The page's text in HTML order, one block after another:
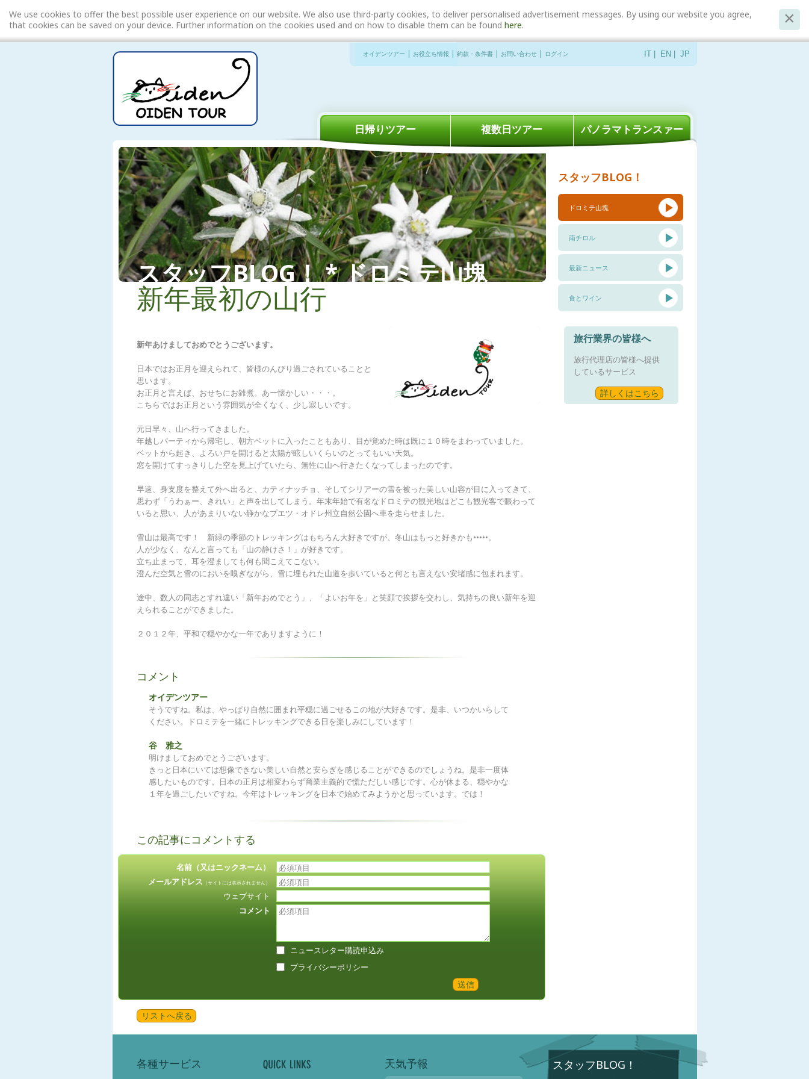
We use cookies to offer the best possible user experience on our website. We also use third-party cookies, to deliver personalised advertisement messages. By using our website you agree,
that cookies can be saved on your device. Further information on the cookies used and on how to disable them can be found here.
スタッフBLOG！ * ドロミテ山塊
新年最初の山行
新年あけましておめでとうございます。
日本ではお正月を迎えられて、皆様のんびり過ごされていることと
思います。
お正月と言えば、おせちにお雑煮。あー懐かしい・・・。
こちらではお正月という雰囲気が全くなく、少し寂しいです。
元日早々、山へ行ってきました。
年越しパーティから帰宅し、朝方ベットに入ったこともあり、目が覚めた時は既に１０時をまわっていました。
ベットから起き、よろい戸を開けると太陽が眩しいくらいのとってもいい天気。
窓を開けてすっきりした空を見上げていたら、無性に山へ行きたくなってしまったのです。
早速、身支度を整えて外へ出ると、カティナッチョ、そしてシリアーの雪を被った美しい山容が目に入ってきて、
思わず「うわぁー、きれい」と声を出してしまう。年末年始で有名なドロミテの観光地はどこも観光客で賑わって
いると思い、人があまりいない静かなプエツ・オドレ州立自然公園へ車を走らせました。
雪山は最高です！ 新緑の季節のトレッキングはもちろん大好きですが、冬山はもっと好きかも•••••。
人が少なく、なんと言っても「山の静けさ！」が好きです。
立ち止まって、耳を澄ましても何も聞こえてこない。
澄んだ空気と雪のにおいを嗅ぎながら、雪に埋もれた山道を歩いていると何とも言えない安堵感に包まれます。
途中、数人の同志とすれ違い「新年おめでとう」、「よいお年を」と笑顔で挨拶を交わし、気持ちの良い新年を迎
えられることができました。
２０１２年、平和で穏やかな一年でありますように！
コメント
オイデンツアー
そうですね。私は、やっぱり自然に囲まれ平穏に過ごせるこの地が大好きです。是非、いつかいらして
ください。ドロミテを一緒にトレッキングできる日を楽しみにしています！
谷 雅之
明けましておめでとうございます。
きっと日本にいては想像できない美しい自然と安らぎを感じることができるのでしょうね。是非一度体
感したいものです。日本の正月は相変わらず商業主義的で慌ただしい感じです。心が休まる、穏やかな
１年を過ごしたいですね。今年はトレッキングを日本で始めてみようかと思っています。では！
この記事にコメントする
名前（又はニックネーム）
メールアドレス （サイトには表示されません）
ウェブサイト
コメント
ニュースレター購読申込み
プライバシーポリシー
送信
リストへ戻る
スタッフBLOG！
ドロミテ山塊
南チロル
最新ニュース
食とワイン
旅行業界の皆様へ
旅行代理店の皆様へ提供
しているサービス
詳しくはこちら
オイデンツアー お役立ち情報 約款・条件書 お問い合わせ ログイン IT| EN JP
日帰りツアー 複数日ツアー パノラマトランスァー
各種サービス 天気予報 スタッフBLOG！